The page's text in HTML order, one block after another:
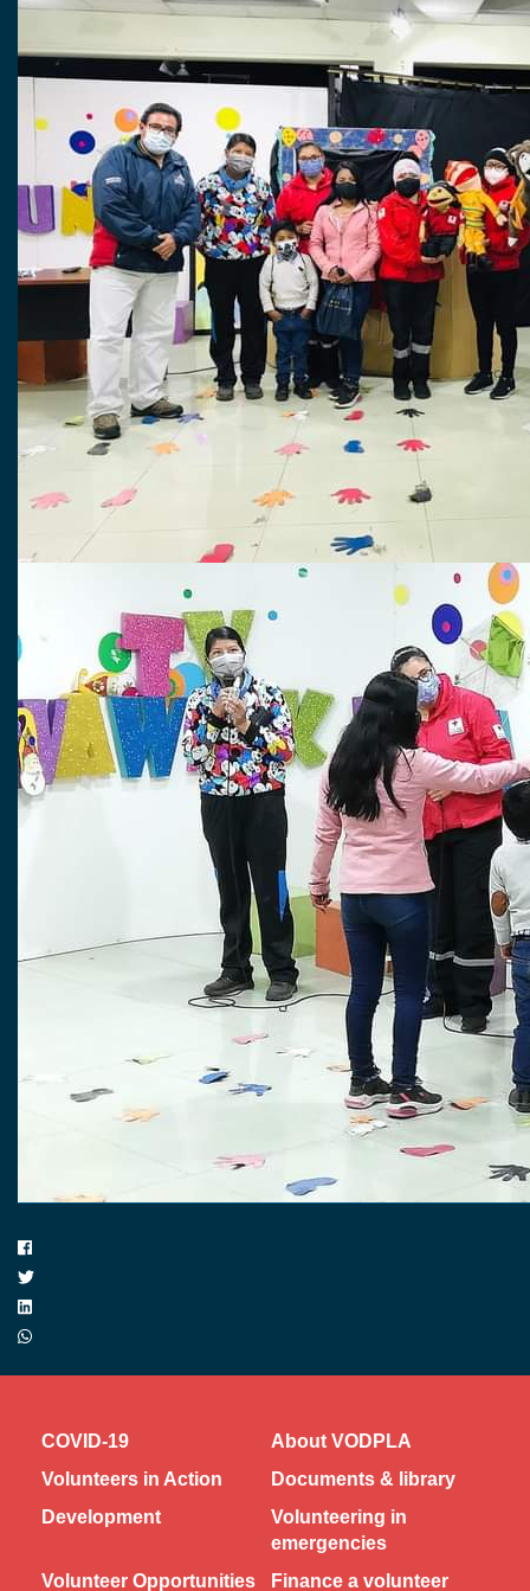
COVID-19
About VODPLA
Volunteers in Action
Documents & library
Development
Volunteering in
emergencies
Volunteer Opportunities
Finance a volunteer